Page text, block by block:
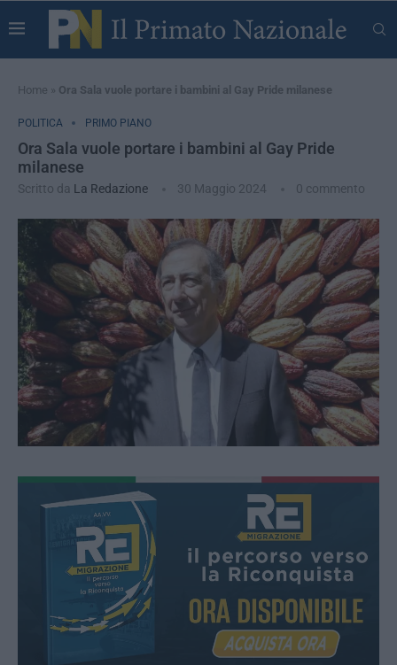
Home » Ora Sala vuole portare i bambini al Gay Pride milanese
POLITICA PRIMO PIANO
Ora Sala vuole portare i bambini al Gay Pride
milanese
Scritto da La Redazione 30 Maggio 2024 0 commento